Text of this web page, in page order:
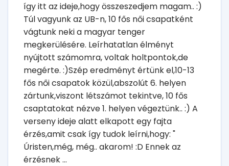
így itt az ideje,hogy összeszedjem magam.. :)
Túl vagyunk az UB-n, 10 fős női csapatként
vágtunk neki a magyar tenger
megkerülésére. Leírhatatlan élményt
nyújtott számomra, voltak holtpontok,de
megérte. :)Szép eredményt értünk el,10-13
fős női csapatok közül,abszolút 6. helyen
zártunk,viszont létszámot tekintve, 10 fős
csaptatokat nézve 1. helyen végeztünk.. :) A
verseny ideje alatt elkapott egy fajta
érzés,amit csak így tudok leírni,hogy: "
Úristen,még, még.. akarom! :D Ennek az
érzésnek ...